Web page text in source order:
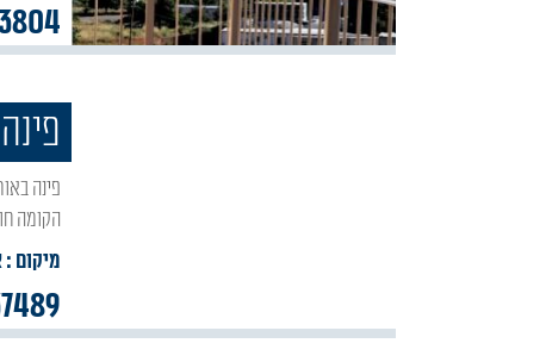
פינה באור סוויטה זוגית באור הגנוז צימר חדש יפה ומעוצב , פרטי לחלוטין (אין יחידה נוספת בכל
הקומה
מיקום :